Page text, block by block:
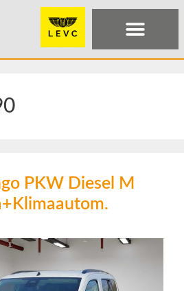
PKW Diesel M